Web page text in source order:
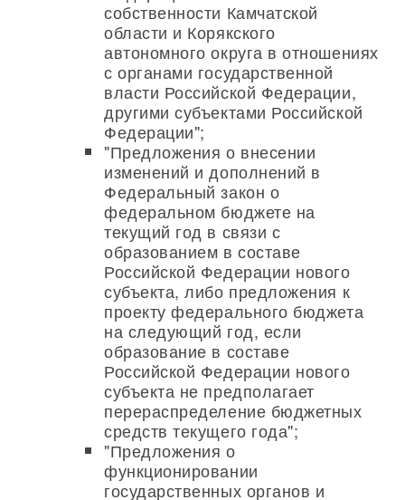
собственности Камчатской
области и Корякского
автономного округа в отношениях
с органами государственной
власти Российской Федерации,
другими субъектами Российской
Федерации";
"Предложения о внесении
изменений и дополнений в
Федеральный закон о
федеральном бюджете на
текущий год в связи с
образованием в составе
Российской Федерации нового
субъекта, либо предложения к
проекту федерального бюджета
на следующий год, если
образование в составе
Российской Федерации нового
субъекта не предполагает
перераспределение бюджетных
средств текущего года";
"Предложения о
функционировании
государственных органов и